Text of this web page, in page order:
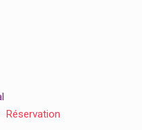
Réservation